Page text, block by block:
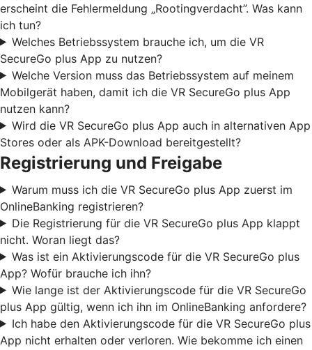
erscheint die Fehlermeldung „Rootingverdacht”. Was kann
ich tun?
Welches Betriebssystem brauche ich, um die VR
SecureGo plus App zu nutzen?
Welche Version muss das Betriebssystem auf meinem
Mobilgerät haben, damit ich die VR SecureGo plus App
nutzen kann?
Wird die VR SecureGo plus App auch in alternativen App
Stores oder als APK-Download bereitgestellt?
Registrierung und Freigabe
Warum muss ich die VR SecureGo plus App zuerst im
OnlineBanking registrieren?
Die Registrierung für die VR SecureGo plus App klappt
nicht. Woran liegt das?
Was ist ein Aktivierungscode für die VR SecureGo plus
App? Wofür brauche ich ihn?
Wie lange ist der Aktivierungscode für die VR SecureGo
plus App gültig, wenn ich ihn im OnlineBanking anfordere?
Ich habe den Aktivierungscode für die VR SecureGo plus
App nicht erhalten oder verloren. Wie bekomme ich einen